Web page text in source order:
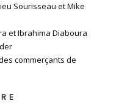
Sourisseau et Mike
et Ibrahima Diaboura
commerçants de